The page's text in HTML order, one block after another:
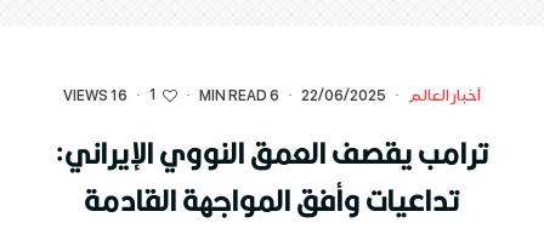
أخبار العالم ·
22/06/2025
·
6 MIN READ
·
1
·
16 VIEWS
ترامب يقصف العمق النووي الإيراني:
تداعيات وأفق المواجهة القادمة